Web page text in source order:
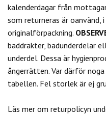
kalenderdagar från
som returneras är oanvänd,
originalförpackning.
baddräkter, badunderdelar
underdel. Dessa är
ångerrätten. Var därför
tabellen. Fel storlek är ej
Läs mer om returpolicyn